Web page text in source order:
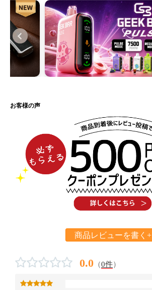
お客様の声
商品レビューを書く+
0.0 （0件）